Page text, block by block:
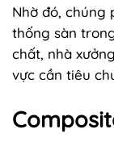
Nhờ đó, chúng
thống sàn
chất, nhà
vực cần tiêu